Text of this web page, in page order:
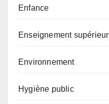
Enfance
Enseignement supérieur
Environnement
Hygiène public